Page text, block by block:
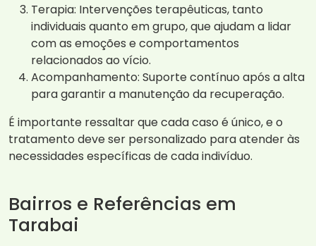
Terapia: Intervenções terapêuticas, tanto
individuais quanto em grupo, que ajudam a lidar
com as emoções e comportamentos
relacionados ao vício.
Acompanhamento: Suporte contínuo após a alta
para garantir a manutenção da recuperação.
É importante ressaltar que cada caso é único, e o
tratamento deve ser personalizado para atender às
necessidades específicas de cada indivíduo.
Bairros e Referências em
Tarabai